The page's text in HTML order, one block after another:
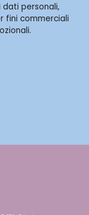
personali,
fini commerciali